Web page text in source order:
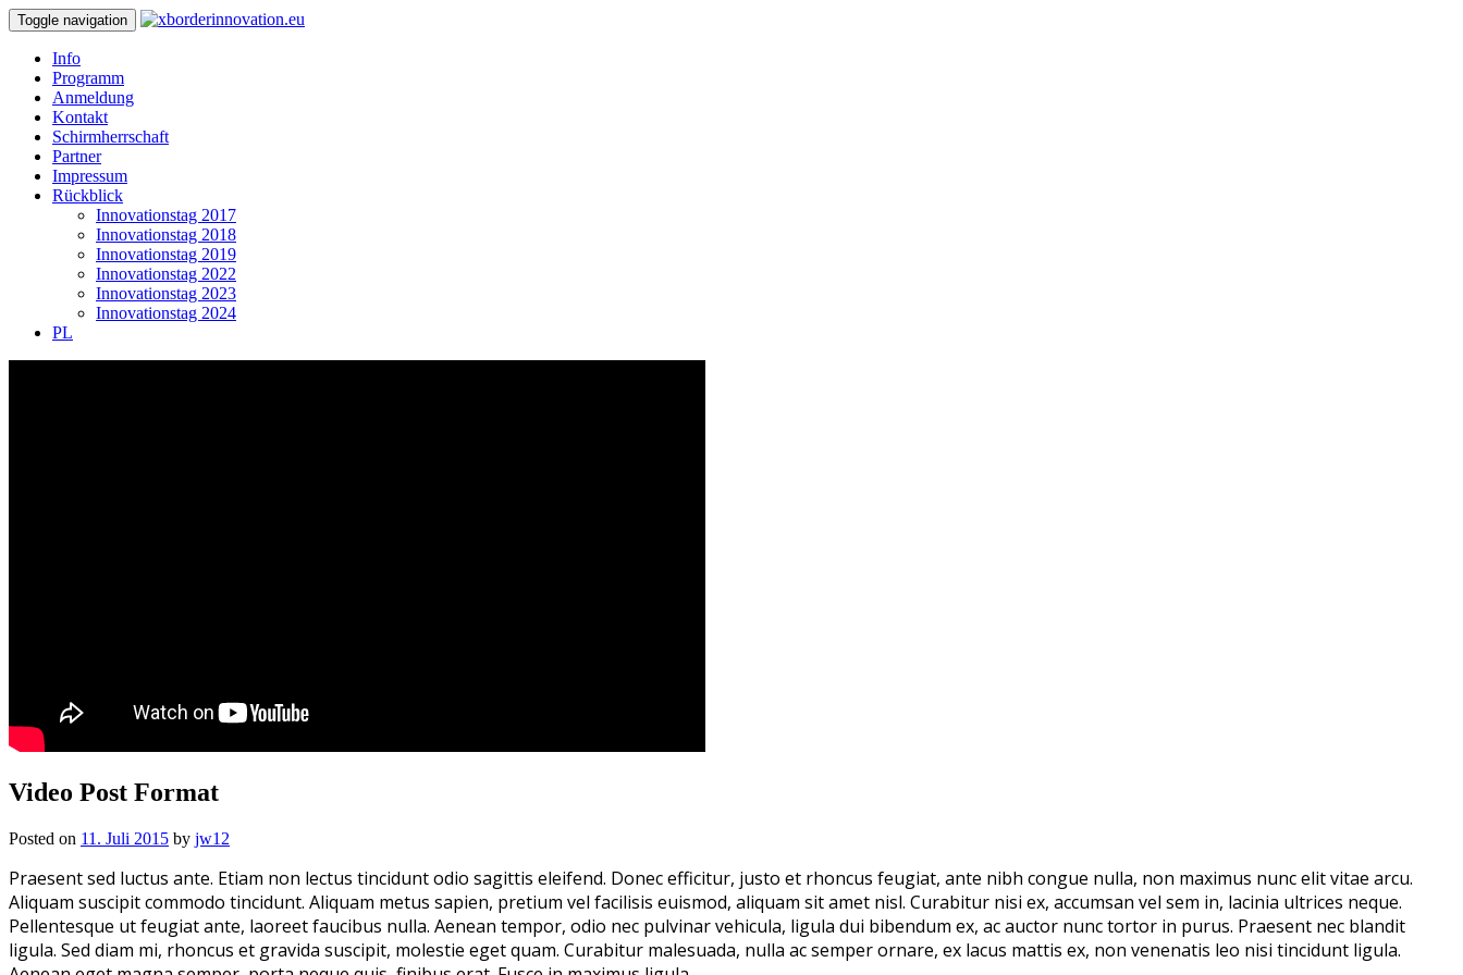
Toggle navigation
Info
Programm
Anmeldung
Kontakt
Schirmherrschaft
Partner
Impressum
Rückblick
Innovationstag 2017
Innovationstag 2018
Innovationstag 2019
Innovationstag 2022
Innovationstag 2023
Innovationstag 2024
PL
Video Post Format
Posted on 11. Juli 2015 by jw12
Praesent sed luctus ante. Etiam non lectus tincidunt odio sagittis eleifend. Donec efficitur, justo et rhoncus feugiat, ante nibh congue nulla, non maximus nunc elit vitae arcu.
Aliquam suscipit commodo tincidunt. Aliquam metus sapien, pretium vel facilisis euismod, aliquam sit amet nisl. Curabitur nisi ex, accumsan vel sem in, lacinia ultrices neque.
Pellentesque ut feugiat ante, laoreet faucibus nulla. Aenean tempor, odio nec pulvinar vehicula, ligula dui bibendum ex, ac auctor nunc tortor in purus. Praesent nec blandit
ligula. Sed diam mi, rhoncus et gravida suscipit, molestie eget quam. Curabitur malesuada, nulla ac semper ornare, ex lacus mattis ex, non venenatis leo nisi tincidunt ligula.